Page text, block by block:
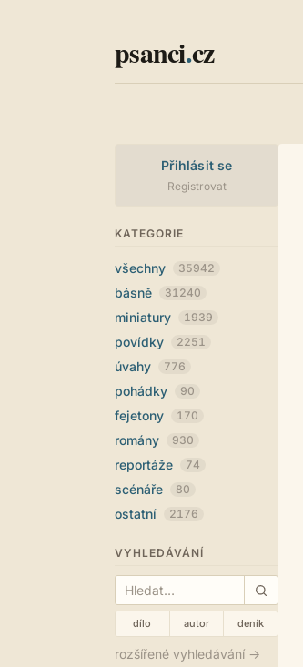
psanci.cz
Přihlásit se
Registrovat
KATEGORIE
všechny 35942
básně 31240
miniatury 1939
povídky 2251
úvahy 776
pohádky 90
fejetony 170
romány 930
reportáže 74
scénáře 80
ostatní 2176
VYHLEDÁVÁNÍ
dílo autor deník
rozšířené vyhledávání →